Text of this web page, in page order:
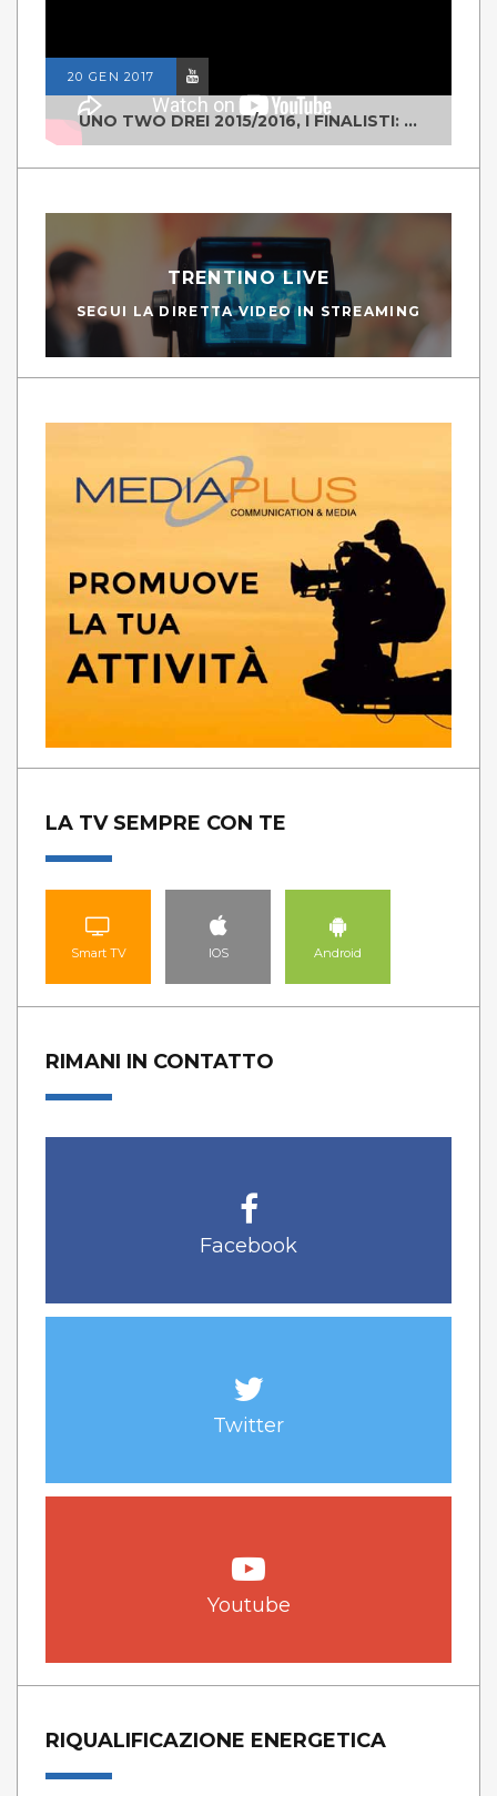
20 GEN 2017
UNO TWO DREI 2015/2016, I FINALISTI: CLASSE IV ALS ISTITUTO "DEGASPERI" BORGO VALSUGANA
TRENTINO LIVE
SEGUI LA DIRETTA VIDEO IN STREAMING
LA TV SEMPRE CON TE
Smart TV IOS Android
RIMANI IN CONTATTO
Facebook
Twitter
Youtube
RIQUALIFICAZIONE ENERGETICA